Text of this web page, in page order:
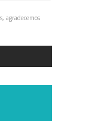
agradecemos